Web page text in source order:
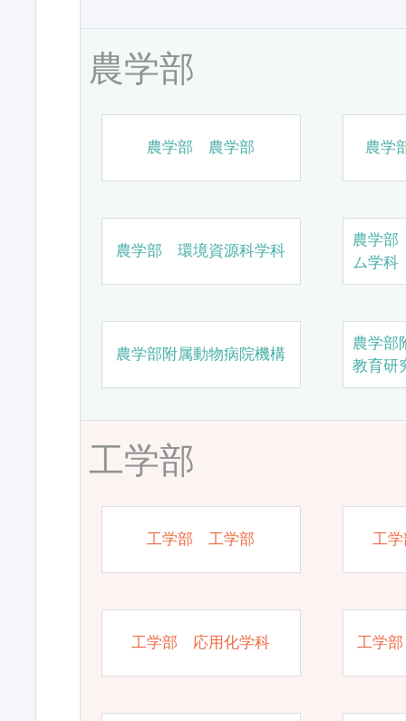
農学部
農学部 農学部 農学
農学部 環境資源科学科
農学
ム学科
農学部附属動物病院機構
農学部
教育研
工学部
工学部 工学部 工
工学部 応用化学科 工学